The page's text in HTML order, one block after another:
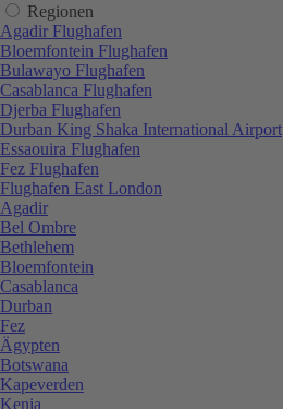
Regionen
Agadir Flughafen
Bloemfontein Flughafen
Bulawayo Flughafen
Casablanca Flughafen
Djerba Flughafen
Durban King Shaka International Airport
Essaouira Flughafen
Fez Flughafen
Flughafen East London
Agadir
Bel Ombre
Bethlehem
Bloemfontein
Casablanca
Durban
Fez
Ägypten
Botswana
Kapeverden
Kenia